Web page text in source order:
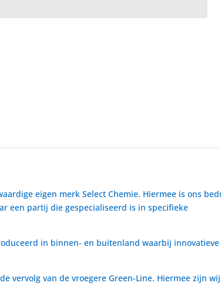
eigen merk Select Chemie. Hiermee is ons
een partij die gespecialiseerd is in specifieke
in binnen- en buitenland waarbij innovatieve
vervolg van de vroegere Green-Line. Hiermee zijn